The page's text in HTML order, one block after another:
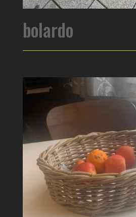
bolardo